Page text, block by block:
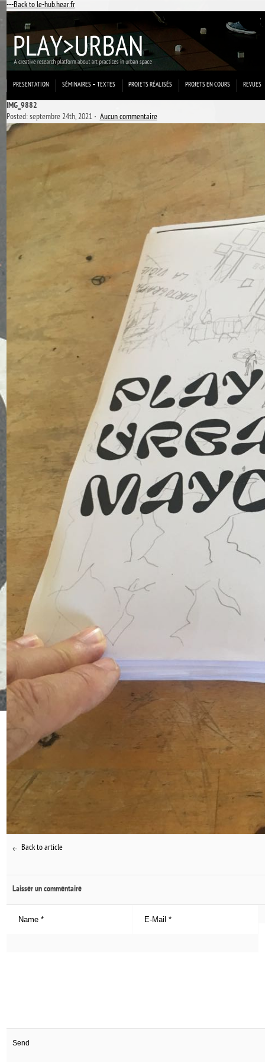
---Back to le-hub.hear.fr
PRESENTATION SÉMINAIRES – TEXTES PROJETS RÉALISÉS PROJETS EN COURS REVUES
IMG_9882
Posted: septembre 24th, 2021 ˑAucun commentaire
Back to article
Laisser un commentaire